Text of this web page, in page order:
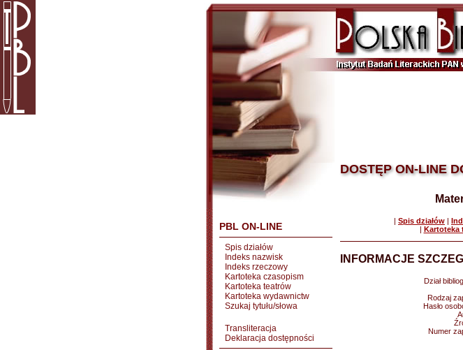
PBL ON-LINE
Spis działów
Indeks nazwisk
Indeks rzeczowy
Kartoteka czasopism
Kartoteka teatrów
Kartoteka wydawnictw
Szukaj tytułu/słowa
Transliteracja
Deklaracja dostępności
DOSTĘP ON-LINE
| Spis działów |
| Kartoteka
INFORMACJE
Dział
Rodzaj
Hasło
Numer